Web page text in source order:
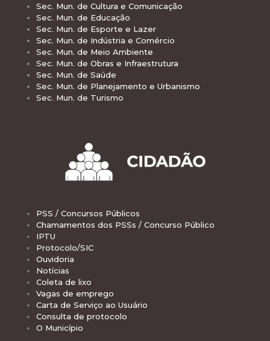
Sec. Mun. de Cultura e Comunicação
Sec. Mun. de Educação
Sec. Mun. de Esporte e Lazer
Sec. Mun. de Indústria e Comércio
Sec. Mun. de Meio Ambiente
Sec. Mun. de Obras e Infraestrutura
Sec. Mun. de Saúde
Sec. Mun. de Planejamento e Urbanismo
Sec. Mun. de Turismo
PSS / Concursos Públicos
Chamamentos dos PSSs / Concurso Público
IPTU
Protocolo/SIC
Ouvidoria
Notícias
Coleta de lixo
Vagas de emprego
Carta de Serviço ao Usuário
Consulta de protocolo
O Município